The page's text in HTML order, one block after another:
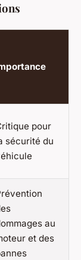
pour
sécurité du
au
et des